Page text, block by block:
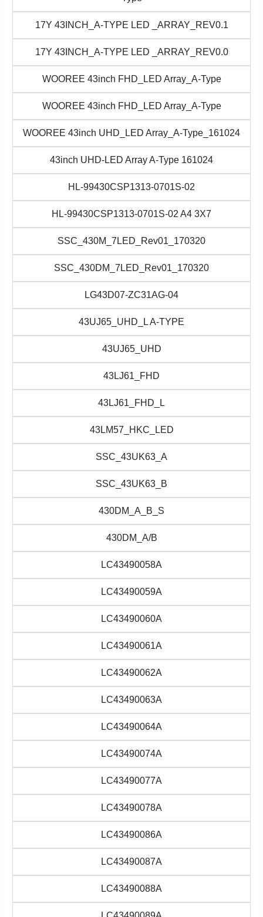
17Y 43INCH_A-TYPE LED _ARRAY_REV0.1
17Y 43INCH_A-TYPE LED _ARRAY_REV0.0
WOOREE 43inch FHD_LED Array_A-Type
WOOREE 43inch FHD_LED Array_A-Type
WOOREE 43inch UHD_LED Array_A-Type_161024
43inch UHD-LED Array A-Type 161024
HL-99430CSP1313-0701S-02
HL-99430CSP1313-0701S-02 A4 3X7
SSC_430M_7LED_Rev01_170320
SSC_430DM_7LED_Rev01_170320
LG43D07-ZC31AG-04
43UJ65_UHD_L A-TYPE
43UJ65_UHD
43LJ61_FHD
43LJ61_FHD_L
43LM57_HKC_LED
SSC_43UK63_A
SSC_43UK63_B
430DM_A_B_S
430DM_A/B
LC43490058A
LC43490059A
LC43490060A
LC43490061A
LC43490062A
LC43490063A
LC43490064A
LC43490074A
LC43490077A
LC43490078A
LC43490086A
LC43490087A
LC43490088A